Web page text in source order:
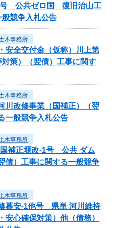
号 公共ゼロ国 復旧治山工
競争入札公告
木事務所
安全交付金（仮称）川上第
策）（翌債）工事に関す
木事務所
川改修事業（国補正）（翌
一般競争入札公告
木事務所
国補正堰改-1号 公共 ダム
債）工事に関する一般競争
木事務所
暮安-1他号 県単 河川維持
心確保対策）他（債務）